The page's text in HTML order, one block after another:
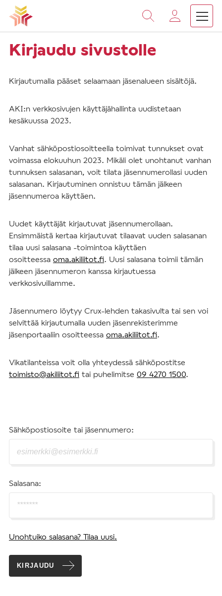
Vieritä
sisältöön
Kirjaudu sivustolle
Kirjautumalla pääset selaamaan jäsenalueen sisältöjä.
AKI:n verkkosivujen käyttäjähallinta uudistetaan
kesäkuussa 2023.
Vanhat sähköpostiosoitteella toimivat tunnukset ovat
voimassa elokuuhun 2023. Mikäli olet unohtanut vanhan
tunnuksen salasanan, voit tilata jäsennumerollasi uuden
salasanan. Kirjautuminen onnistuu tämän jälkeen
jäsennumeroa käyttäen.
Uudet käyttäjät kirjautuvat jäsennumerollaan.
Ensimmäistä kertaa kirjautuvat tilaavat uuden salasanan
tilaa uusi salasana -toimintoa käyttäen
osoitteessa oma.akiliitot.fi. Uusi salasana toimii tämän
jälkeen jäsennumeron kanssa kirjautuessa
verkkosivuillamme.
Jäsennumero löytyy Crux-lehden takasivulta tai sen voi
selvittää kirjautumalla uuden jäsenrekisterimme
jäsenportaaliin osoitteessa oma.akiliitot.fi.
Vikatilanteissa voit olla yhteydessä sähköpostitse
toimisto@akiliitot.fi tai puhelimitse 09 4270 1500.
Sähköpostiosoite tai jäsennumero:
Salasana:
Unohtuiko salasana? Tilaa uusi.
KIRJAUDU